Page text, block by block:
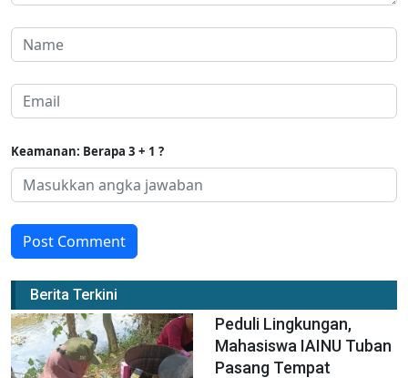
Keamanan: Berapa 3 + 1 ?
Post Comment
Berita Terkini
Peduli Lingkungan,
Mahasiswa IAINU Tuban
Pasang Tempat